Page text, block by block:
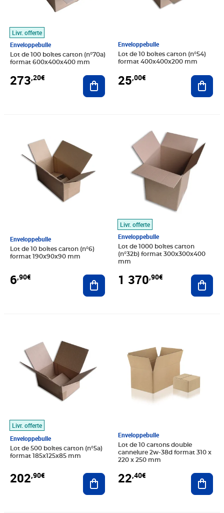
Livr. offerte
Enveloppebulle
Lot de 100 boîtes carton (n°70a)
format 600x400x400 mm
273,20€ Ajouter au panier
Enveloppebulle
Lot de 10 boîtes carton (n°54)
format 400x400x200 mm
25,00€
Enveloppebulle
Lot de 10 boîtes carton (n°6)
format 190x90x90 mm
6,90€ Ajouter au panier
Livr. offerte
Enveloppebulle
Lot de 1000 boîtes carton
(n°32b) format 300x300x400
mm
1 370,90€
Livr. offerte
Enveloppebulle
Lot de 500 boîtes carton (n°5a)
format 185x125x85 mm
202,90€ Ajouter au panier
Enveloppebulle
Lot de 10 cartons double
cannelure 2w-38d format 310 x
220 x 250 mm
22,40€